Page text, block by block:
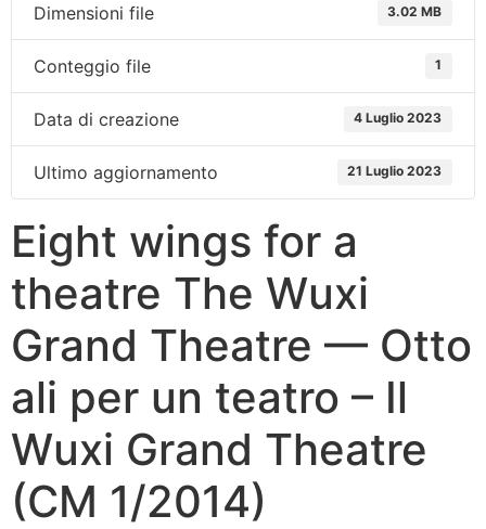
Dimensioni file 3.02 MB
Conteggio file 1
Data di creazione 4 Luglio 2023
Ultimo aggiornamento 21 Luglio 2023
Eight wings for a
theatre The Wuxi
Grand Theatre — Otto
ali per un teatro – Il
Wuxi Grand Theatre
(CM 1/2014)